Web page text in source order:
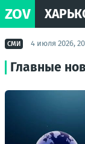
ZOV
СМИ 4 июля 2026,
Главные